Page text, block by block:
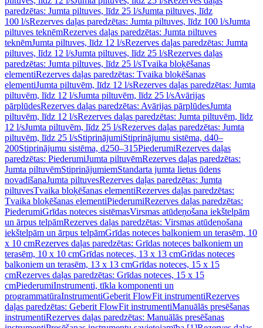
paredzētas: Jumta piltuves, līdz 25 l/sJumta piltuves, līdz
100 l/sRezerves daļas paredzētas: Jumta piltuves, līdz 100 l/sJumta
piltuves teknēmRezerves daļas paredzētas: Jumta piltuves
teknēmJumta piltuves, līdz 12 l/sRezerves daļas paredzētas: Jumta
piltuves, līdz 12 l/sJumta piltuves, līdz 25 l/sRezerves daļas
paredzētas: Jumta piltuves, līdz 25 l/sTvaika bloķēšanas
elementiRezerves daļas paredzētas: Tvaika bloķēšanas
elementiJumta piltuvēm, līdz 12 l/sRezerves daļas paredzētas: Jumta
piltuvēm, līdz 12 l/sJumta piltuvēm, līdz 25 l/sAvārijas
pārplūdesRezerves daļas paredzētas: Avārijas pārplūdesJumta
piltuvēm, līdz 12 l/sRezerves daļas paredzētas: Jumta piltuvēm, līdz
12 l/sJumta piltuvēm, līdz 25 l/sRezerves daļas paredzētas: Jumta
piltuvēm, līdz 25 l/sStiprinājumiStiprinājumu sistēma, d40–
200Stiprinājumu sistēma, d250–315PiederumiRezerves daļas
paredzētas: PiederumiJumta piltuvēmRezerves daļas paredzētas:
Jumta piltuvēmStiprinājumiemStandarta jumta lietus ūdens
novadīšanaJumta piltuvesRezerves daļas paredzētas: Jumta
piltuvesTvaika bloķēšanas elementiRezerves daļas paredzētas:
Tvaika bloķēšanas elementiPiederumiRezerves daļas paredzētas:
PiederumiGrīdas noteces sistēmasVirsmas atūdeņošana iekštelpām
un ārpus telpāmRezerves daļas paredzētas: Virsmas atūdeņošana
iekštelpām un ārpus telpāmGrīdas noteces balkoniem un terasēm, 10
x 10 cmRezerves daļas paredzētas: Grīdas noteces balkoniem un
terasēm, 10 x 10 cmGrīdas noteces, 13 x 13 cmGrīdas noteces
balkoniem un terasēm, 13 x 13 cmGrīdas noteces, 15 x 15
cmRezerves daļas paredzētas: Grīdas noteces, 15 x 15
cmPiederumiInstrumenti, tīkla komponenti un
programmatūraInstrumentiGeberit FlowFit instrumentiRezerves
daļas paredzētas: Geberit FlowFit instrumentiManuālās presēšanas
instrumentiRezerves daļas paredzētas: Manuālās presēšanas